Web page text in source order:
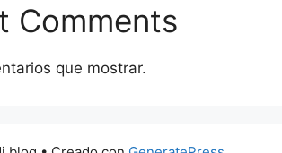
Comments
que mostrar.